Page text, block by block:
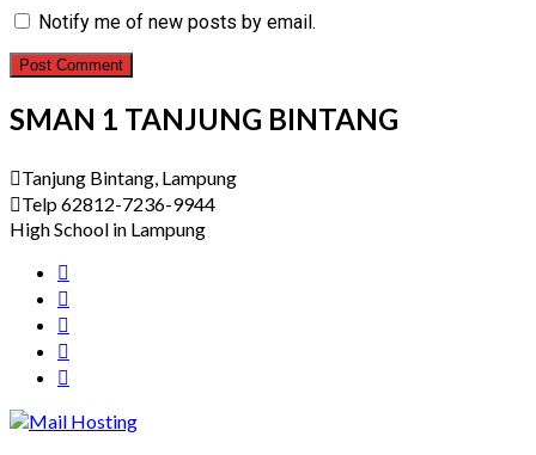
Notify me of new posts by email.
SMAN 1 TANJUNG BINTANG
Tanjung Bintang, Lampung
Telp 62812-7236-9944
High School in Lampung